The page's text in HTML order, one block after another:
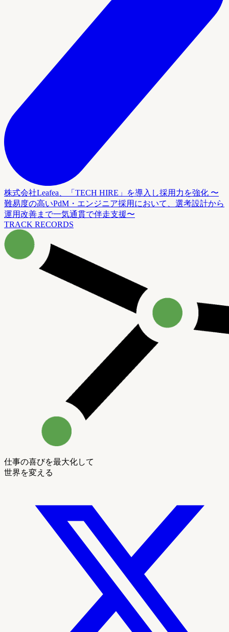
株式会社Leafea、「TECH HIRE」を導入し採用力を強化 〜
難易度の高いPdM・エンジニア採用において、選考設計から
運用改善まで一気通貫で伴走支援〜
TRACK RECORDS
仕事の喜びを最大化して
世界を変える